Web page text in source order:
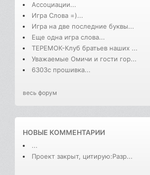
Ассоциации...
Игра Слова =)...
Игра на две последние буквы...
Еще одна игра слова...
ТЕРЕМОК-Клуб братьев наших ...
Уважаемые Омичи и гости гор...
6303с прошивка...
весь форум
НОВЫЕ КОММЕНТАРИИ
...
Проект закрыт, цитирую:Разр...